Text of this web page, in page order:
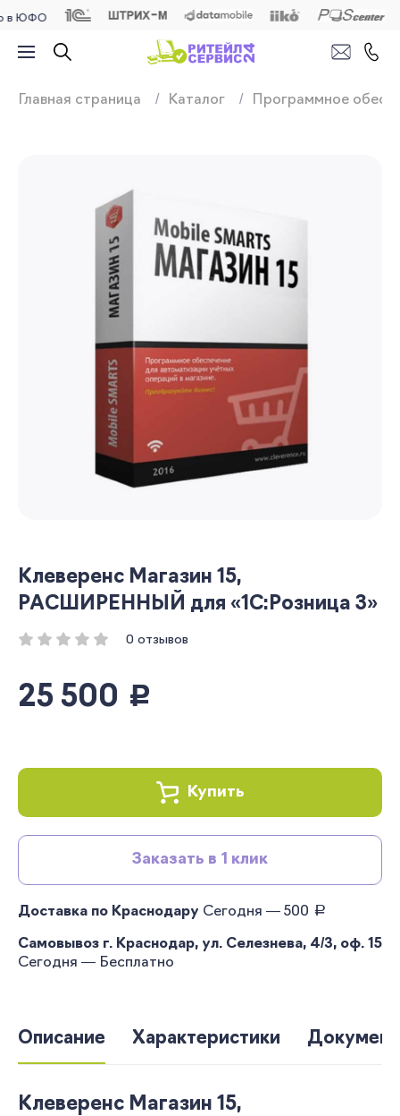
Продажа,
Главная страница Каталог Программное
Клеверенс Магазин 15,
РАСШИРЕННЫЙ для «1С:Розница 3»
0 отзывов
25 500 руб.
Купить
Заказать в 1 клик
Доставка по Краснодару Сегодня — 500 руб.
Самовывоз г. Краснодар, ул. Селезнева, 4/3, оф. 15
Сегодня — Бесплатно
Описание Характеристики
Клеверенс Магазин 15,